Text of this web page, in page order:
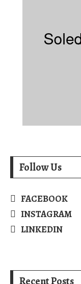
Follow Us
FACEBOOK
INSTAGRAM
LINKEDIN
Recent Posts